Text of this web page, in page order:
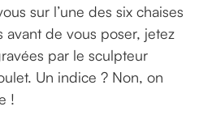
sur l’une des six chaises
avant de vous poser, jetez
par le sculpteur
Un indice ? Non, on
!